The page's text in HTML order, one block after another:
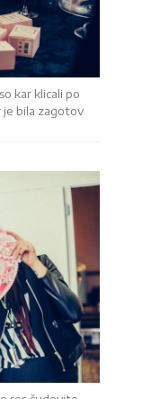
kar klicali po
je bila zagotov